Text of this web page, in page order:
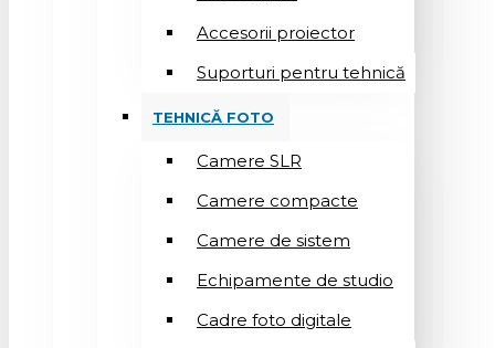
Accesorii proiector
Suporturi pentru tehnică
TEHNICĂ FOTO
Camere SLR
Camere compacte
Camere de sistem
Echipamente de studio
Cadre foto digitale